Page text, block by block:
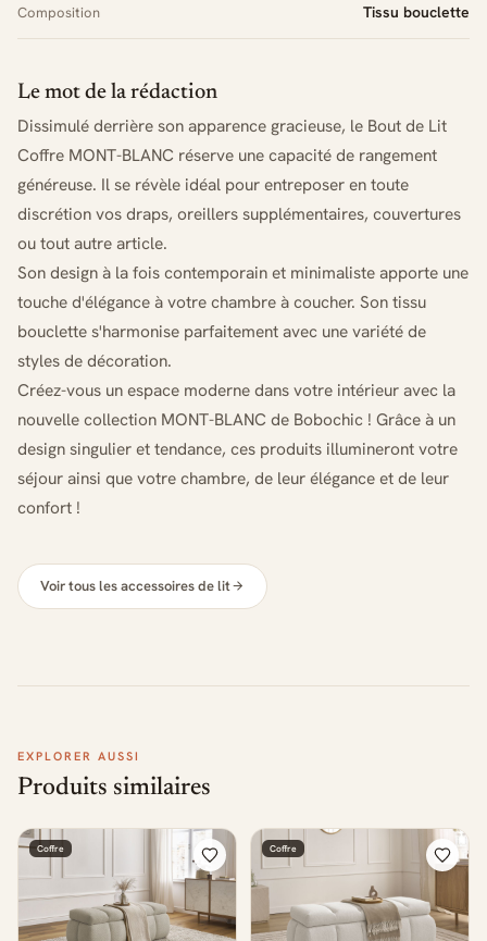
Composition Tissu bouclette
Le mot de la rédaction
Dissimulé derrière son apparence gracieuse, le Bout de Lit
Coffre MONT-BLANC réserve une capacité de rangement
généreuse. Il se révèle idéal pour entreposer en toute
discrétion vos draps, oreillers supplémentaires, couvertures
ou tout autre article.
Son design à la fois contemporain et minimaliste apporte une
touche d'élégance à votre chambre à coucher. Son tissu
bouclette s'harmonise parfaitement avec une variété de
styles de décoration.
Créez-vous un espace moderne dans votre intérieur avec la
nouvelle collection MONT-BLANC de Bobochic ! Grâce à un
design singulier et tendance, ces produits illumineront votre
séjour ainsi que votre chambre, de leur élégance et de leur
confort !
Voir tous les accessoires de lit
EXPLORER AUSSI
Produits similaires
Coffre Coffre